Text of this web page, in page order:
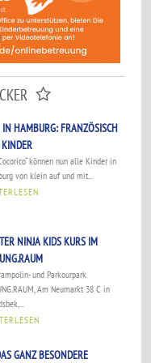
HAMBURG: FRANZÖSISCH
können nun alle Kinder in
von klein auf und mit...
NINJA KIDS KURS IM
und Parkourpark
Am Neumarkt 38 C in
GANZ BESONDERE